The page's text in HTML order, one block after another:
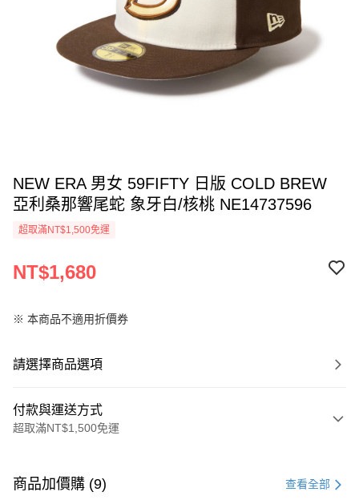
NEW ERA 男女 59FIFTY 日版 COLD BREW
亞利桑那響尾蛇 象牙白/核桃 NE14737596
超取滿NT$1,500免運
NT$1,680
※ 本商品不適用折價券
請選擇商品選項
付款與運送方式
超取滿NT$1,500免運
信用卡一次付款
商品加價購 (9) 查看全部